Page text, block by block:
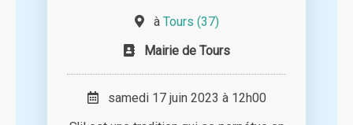
à Tours (37)
Mairie de Tours
samedi 17 juin 2023 à 12h00